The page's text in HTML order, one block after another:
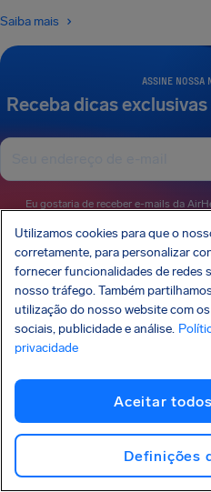
ASSINE NOSSA
Receba dicas
Eu gostaria de receber e-mails da
Saiba mais
A AirHelp é membro da Associação dos
(Association of Passenger Rights
proteger os direitos dos passageiros.
A AIRHELP FOI
CONHEÇA SEUS DIREITOS
NOSSOS PRODUTOS
PARCERIAS
Utilizamos cookies para que o
corretamente, para personalizar
fornecer funcionalidades de redes
nosso tráfego. Também
utilização do nosso website com
sociais, publicidade e análise.
privacidade
Aceitar
Definições